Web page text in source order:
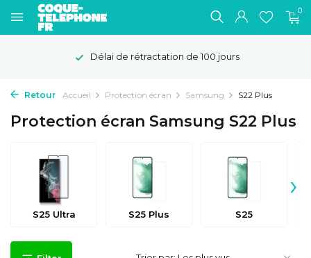
0
Délai de rétractation de 100 jours
Retour Accueil Protection écran Samsung S22 Plus
Protection écran Samsung S22 Plus
S25 Ultra S25 Plus S25
›